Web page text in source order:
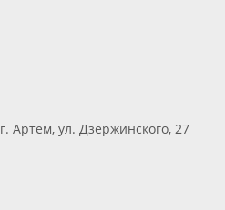
Артем, ул. Дзержинского, 27